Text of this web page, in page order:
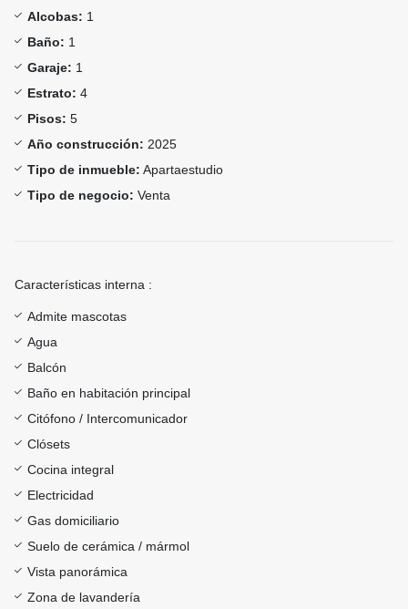
Alcobas: 1
Baño: 1
Garaje: 1
Estrato: 4
Pisos: 5
Año construcción: 2025
Tipo de inmueble: Apartaestudio
Tipo de negocio: Venta
Características interna :
Admite mascotas
Agua
Balcón
Baño en habitación principal
Citófono / Intercomunicador
Clósets
Cocina integral
Electricidad
Gas domiciliario
Suelo de cerámica / mármol
Vista panorámica
Zona de lavandería